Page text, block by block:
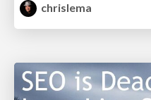
chrislema